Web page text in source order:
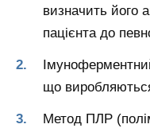
визначить його
пацієнта до
що
Метод ПЛР